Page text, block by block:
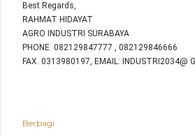
Best Regards,
RAHMAT HIDAYAT
AGRO INDUSTRI SURABAYA
PHONE. 082129847777 , 082129846666
FAX. 0313980197, EMAIL: INDUSTRI2034@
Berbagi